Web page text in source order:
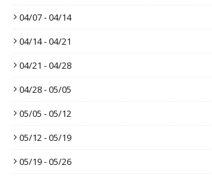
04/07 - 04/14
04/14 - 04/21
04/21 - 04/28
04/28 - 05/05
05/05 - 05/12
05/12 - 05/19
05/19 - 05/26